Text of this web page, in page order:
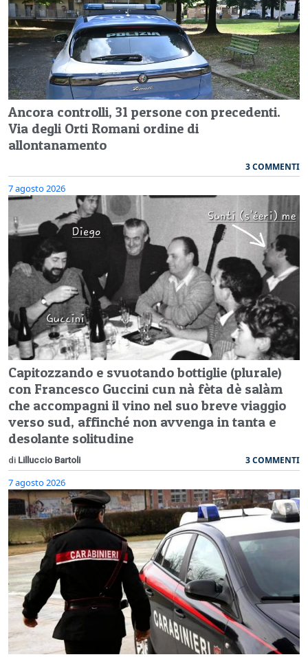
Ancora controlli, 31 persone con precedenti.
Via degli Orti Romani ordine di
allontanamento
3 COMMENTI
7 agosto 2026
Capitozzando e svuotando bottiglie (plurale)
con Francesco Guccini cun nà fèta dè salàm
che accompagni il vino nel suo breve viaggio
verso sud, affinché non avvenga in tanta e
desolante solitudine
di Lilluccio Bartoli 3 COMMENTI
7 agosto 2026